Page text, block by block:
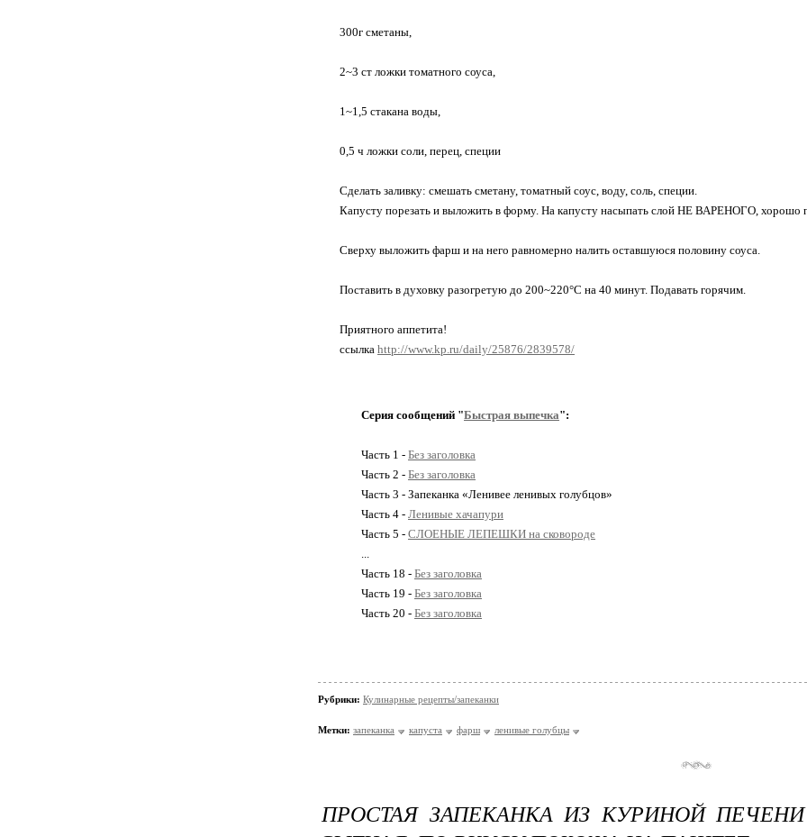
300г сметаны,
2~3 ст ложки томатного соуса,
1~1,5 стакана воды,
0,5 ч ложки соли, перец, специи
Сделать заливку: смешать сметану, томатный соус, воду, соль, специи.
Капусту порезать и выложить в форму. На капусту насыпать слой НЕ ВАРЕНОГО, хорошо
Сверху выложить фарш и на него равномерно налить оставшуюся половину соуса.
Поставить в духовку разогретую до 200~220°C на 40 минут. Подавать горячим.
Приятного аппетита!
ссылка http://www.kp.ru/daily/25876/2839578/
Серия сообщений "Быстрая выпечка":
Часть 1 - Без заголовка
Часть 2 - Без заголовка
Часть 3 - Запеканка «Ленивее ленивых голубцов»
Часть 4 - Ленивые хачапури
Часть 5 - СЛОЕНЫЕ ЛЕПЕШКИ на сковороде
...
Часть 18 - Без заголовка
Часть 19 - Без заголовка
Часть 20 - Без заголовка
Рубрики: Кулинарные рецепты/запеканки
Метки: запеканка капуста фарш ленивые голубцы
ПРОСТАЯ ЗАПЕКАНКА ИЗ КУРИНОЙ